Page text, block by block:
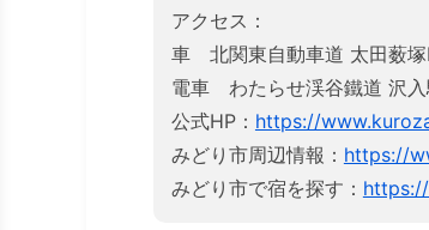
アクセス：
車 北関東自動車道 太田薮塚
電車 わたらせ渓谷鐵道 沢入
公式HP： https://
みどり市周辺情報： https://
みどり市で宿を探す：